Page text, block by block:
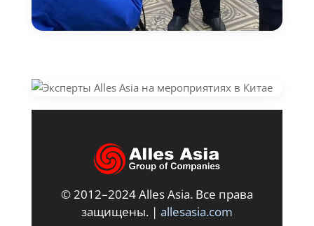
© 2012–2024 Alles Asia. Все права
защищены. | allesasia.com